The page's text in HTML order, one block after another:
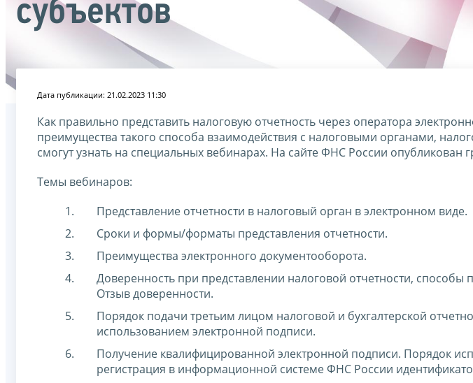
субъектов
Дата публикации: 21.02.2023 11:30
Как правильно представить налоговую отчетность через оператора
преимущества такого способа взаимодействия с налоговыми органами,
смогут узнать на специальных вебинарах. На сайте ФНС России опубликован
Темы вебинаров:
Представление отчетности в налоговый орган в электронном виде.
Сроки и формы/форматы представления отчетности.
Преимущества электронного документооборота.
Доверенность при представлении налоговой отчетности, способы
Отзыв доверенности.
Порядок подачи третьим лицом налоговой и бухгалтерской
использованием электронной подписи.
Получение квалифицированной электронной подписи. Порядок
регистрация в информационной системе ФНС России